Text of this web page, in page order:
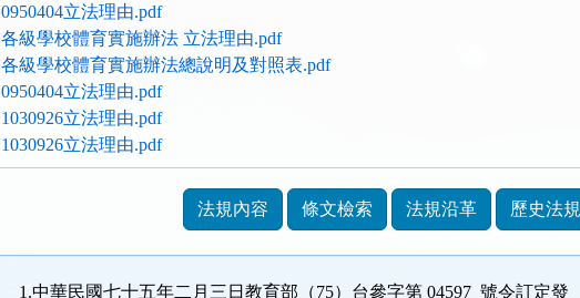
0950404立法理由.pdf
各級學校體育實施辦法 立法理由.pdf
各級學校體育實施辦法總說明及對照表.pdf
0950404立法理由.pdf
1030926立法理由.pdf
1030926立法理由.pdf
法規內容 條文檢索 法規沿革 歷史法規
1.中華民國七十五年二月三日教育部（75）台參字第 04597 號令訂定發